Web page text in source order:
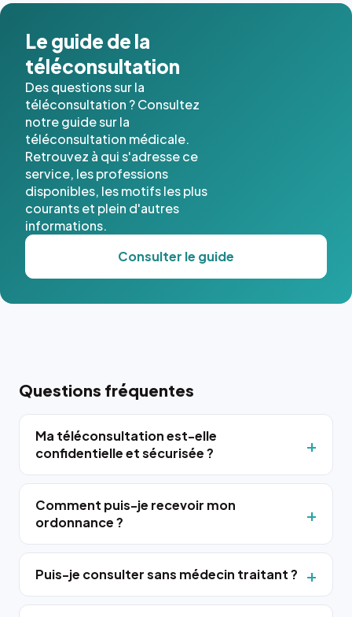
Le guide de la
téléconsultation
Des questions sur la
téléconsultation ? Consultez
notre guide sur la
téléconsultation médicale.
Retrouvez à qui s'adresse ce
service, les professions
disponibles, les motifs les plus
courants et plein d'autres
informations.
Consulter le guide
Questions fréquentes
Ma téléconsultation est-elle
confidentielle et sécurisée ?
Comment puis-je recevoir mon
ordonnance ?
Puis-je consulter sans médecin traitant ?